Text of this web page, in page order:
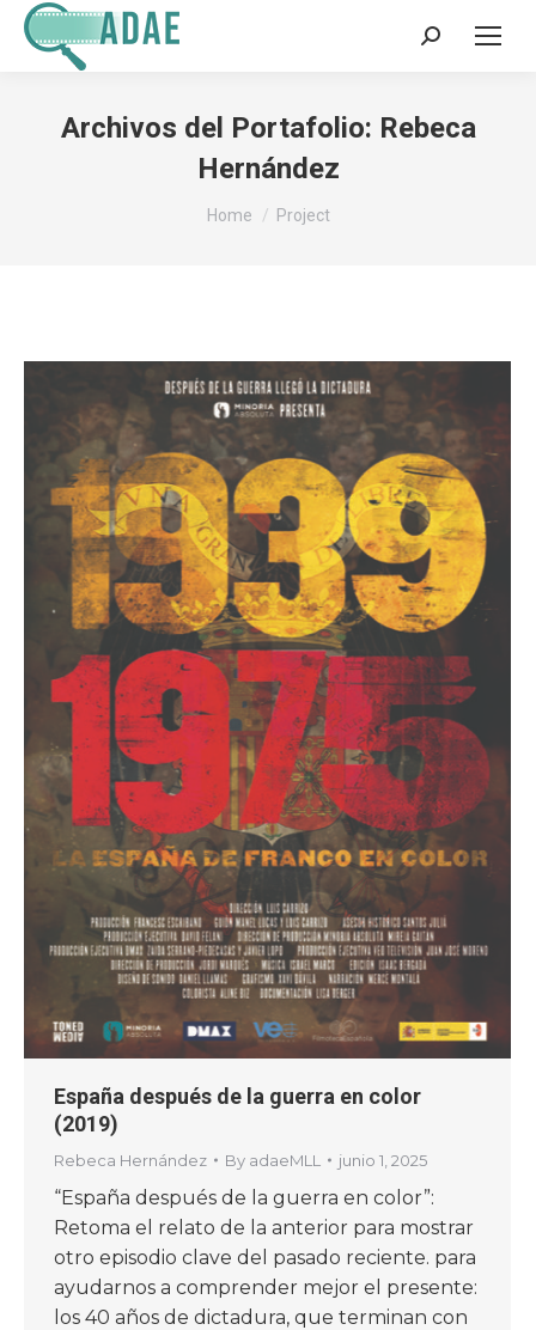
Search:
Archivos del Portafolio: Rebeca
Hernández
You are here:
Home Project
España después de la guerra en color
(2019)
Rebeca Hernández By adaeMLL junio 1, 2025
“España después de la guerra en color”:
Retoma el relato de la anterior para mostrar
otro episodio clave del pasado reciente. para
ayudarnos a comprender mejor el presente:
los 40 años de dictadura, que terminan con